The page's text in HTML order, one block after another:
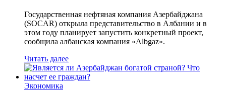
Государственная нефтяная компания Азербайджана
(SOCAR) открыла представительство в Албании и в
этом году планирует запустить конкретный проект,
сообщила албанская компания «Albgaz».
Читать далее
Экономика